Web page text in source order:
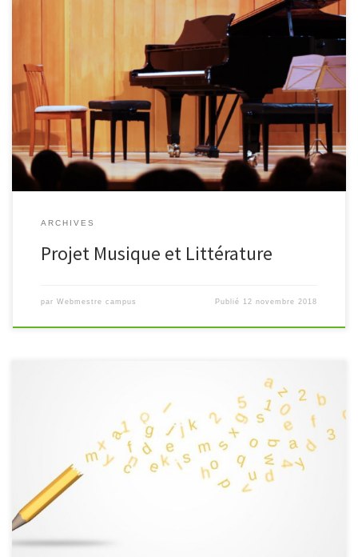
Le dispositif musique et écriture vivra sa conclusion le samedi 19
février 2019.
ARCHIVES
Projet Musique et Littérature
par Webmestre campus Publié 12 novembre 2018
Un module pour renforcer la maîtrise de la langue.